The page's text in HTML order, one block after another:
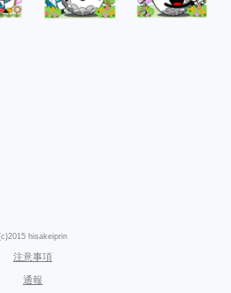
hisakeiprin
注意事項
通報